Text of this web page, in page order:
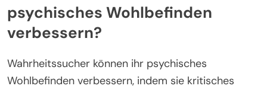
psychisches Wohlbefinden
verbessern?
Wahrheitssucher können ihr psychisches
Wohlbefinden verbessern, indem sie kritisches